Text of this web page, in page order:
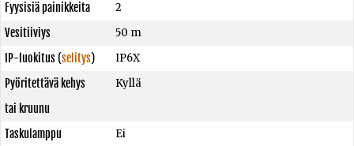
Fyysisiä painikkeita
2
Vesitiiviys
50 m
IP-luokitus(selitys)
IP6X
Pyöritettävä kehys
tai kruunu
Kyllä
Taskulamppu
Ei